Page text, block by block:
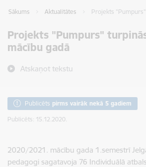
Sākums Aktualitātes Projekts
Projekts "Pumpurs"
mācību gadā
Atskaņot tekstu
Publicēts pirms vairāk nekā 5 gadiem
Publicēts: 15.12.2020.
2020/2021. mācību gada 1.semestrī
pedagogi sagatavoja 76 Individuālā